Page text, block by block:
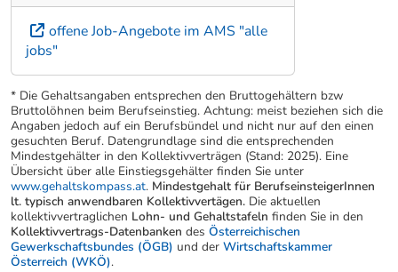
offene Job-Angebote im AMS "alle
jobs"
* Die Gehaltsangaben entsprechen den Bruttogehältern bzw
Bruttolöhnen beim Berufseinstieg. Achtung: meist beziehen sich die
Angaben jedoch auf ein Berufsbündel und nicht nur auf den einen
gesuchten Beruf. Datengrundlage sind die entsprechenden
Mindestgehälter in den Kollektivverträgen (Stand: 2025). Eine
Übersicht über alle Einstiegsgehälter finden Sie unter
www.gehaltskompass.at. Mindestgehalt für BerufseinsteigerInnen
lt. typisch anwendbaren Kollektivvertägen. Die aktuellen
kollektivvertraglichen Lohn- und Gehaltstafeln finden Sie in den
Kollektivvertrags-Datenbanken des Österreichischen
Gewerkschaftsbundes (ÖGB) und der Wirtschaftskammer
Österreich (WKÖ).